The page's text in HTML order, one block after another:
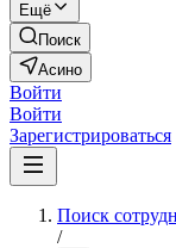
Ещё
Поиск
Асино
Войти
Войти
Зарегистрироваться
Поиск
/